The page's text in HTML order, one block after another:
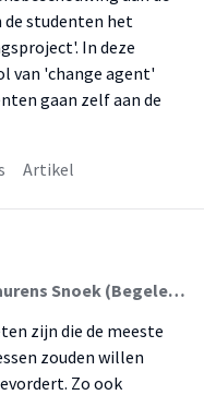
de studenten het
In deze
van 'change agent'
gaan zelf aan de
Artikel
Nienke Pols - Mulder (Student); Laurens Snoek (Begeleider)
zijn die de meeste
zouden willen
Zo ook